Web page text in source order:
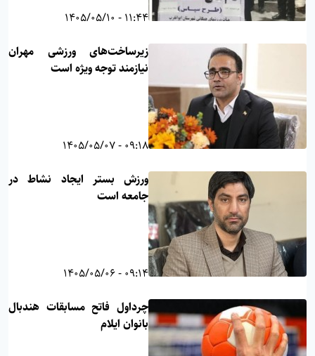
11:44 - 1405/05/10
زیرساخت‌های ورزشی مهران
نیازمند توجه ویژه است
09:18 - 1405/05/07
ورزش بستر ایجاد نشاط در
جامعه است
09:14 - 1405/05/06
چرداول فاتح مسابقات هندبال
بانوان ایلام